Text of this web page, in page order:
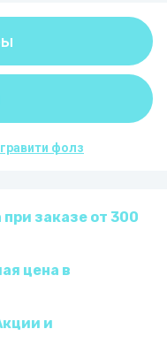
гравити фолз
заказе от 300
цена в
и